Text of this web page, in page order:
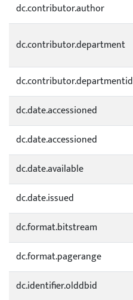
dc.contributor.author
dc.contributor.department
dc.contributor.departmentid
dc.date.accessioned
dc.date.accessioned
dc.date.available
dc.date.issued
dc.format.bitstream
dc.format.pagerange
dc.identifier.olddbid